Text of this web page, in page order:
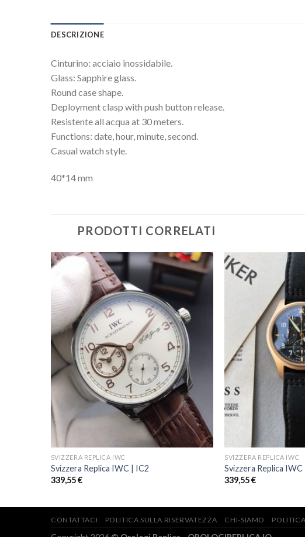
DESCRIZIONE
Cinturino: acciaio inossidabile.
Glass: Sapphire glass.
Round case shape.
Deployment clasp with push button release.
Resistente all acqua at 30 meters.
Functions: date, hour, minute, second.
Casual watch style.
40*14 mm
PRODOTTI CORRELATI
SVIZZERA REPLICA IWC
Svizzera Replica IWC | IC2
339,55€
SVIZZERA REPLICA IWC
Svizzera Replica
339,55€
CONTATTACI POLITICA SULLA RISERVATEZZA CHI-SIAMO